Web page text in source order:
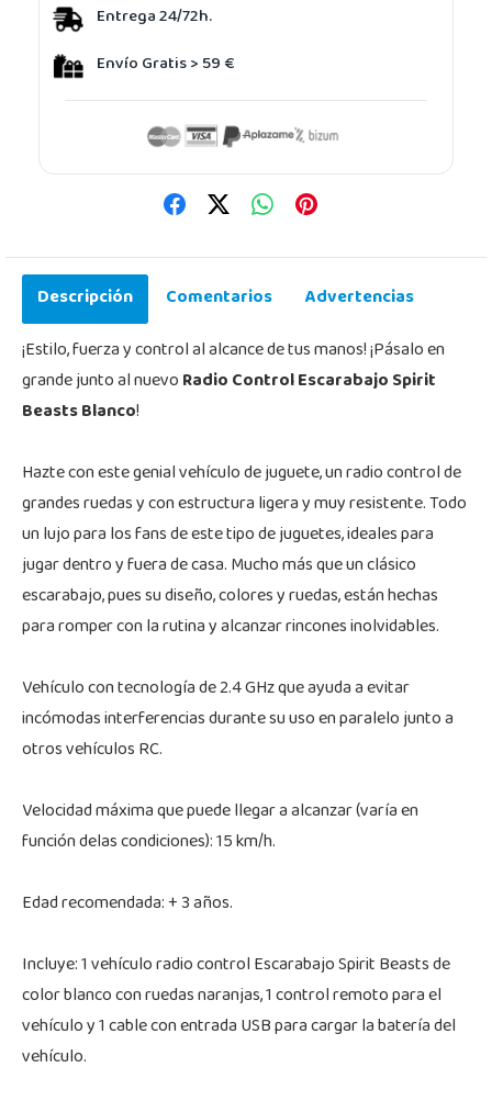
Entrega 24/72h.
Envío Gratis > 59 €
Descripción Comentarios
Advertencias
¡Estilo, fuerza y control al alcance de tus manos! ¡Pásalo en
grande junto al nuevoRadio Control Escarabajo Spirit
Beasts Blanco!
Hazte con este genial vehículo de juguete, un radio control de
grandes ruedas y con estructura ligera y muy resistente. Todo
un lujo para los fans de este tipo de juguetes, ideales para
jugar dentro y fuera de casa. Mucho más que un clásico
escarabajo, pues su diseño, colores y ruedas, están hechas
para romper con la rutina y alcanzar rincones inolvidables.
Vehículo con tecnología de 2.4 GHz que ayuda a evitar
incómodas interferencias durante su uso en paralelo junto a
otros vehículos RC.
Velocidad máxima que puede llegar a alcanzar (varía en
función delas condiciones): 15 km/h.
Edad recomendada: + 3 años.
Incluye: 1 vehículo radio control Escarabajo Spirit Beasts de
color blanco con ruedas naranjas, 1 control remoto para el
vehículo y 1 cable con entrada USB para cargar la batería del
vehículo.